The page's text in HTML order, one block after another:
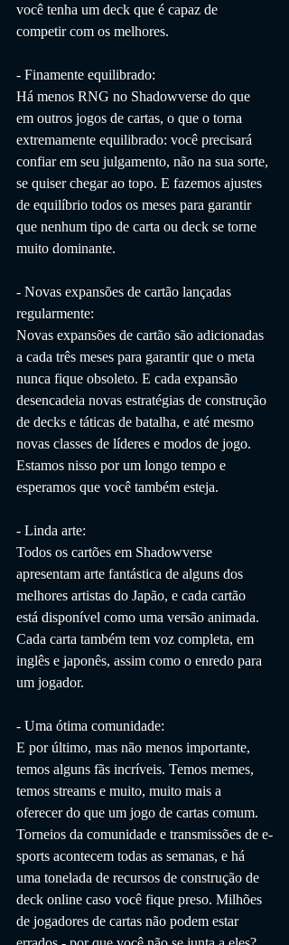
você tenha um deck que é capaz de
competir com os melhores.
- Finamente equilibrado:
Há menos RNG no Shadowverse do que
em outros jogos de cartas, o que o torna
extremamente equilibrado: você precisará
confiar em seu julgamento, não na sua sorte,
se quiser chegar ao topo. E fazemos ajustes
de equilíbrio todos os meses para garantir
que nenhum tipo de carta ou deck se torne
muito dominante.
- Novas expansões de cartão lançadas
regularmente:
Novas expansões de cartão são adicionadas
a cada três meses para garantir que o meta
nunca fique obsoleto. E cada expansão
desencadeia novas estratégias de construção
de decks e táticas de batalha, e até mesmo
novas classes de líderes e modos de jogo.
Estamos nisso por um longo tempo e
esperamos que você também esteja.
- Linda arte:
Todos os cartões em Shadowverse
apresentam arte fantástica de alguns dos
melhores artistas do Japão, e cada cartão
está disponível como uma versão animada.
Cada carta também tem voz completa, em
inglês e japonês, assim como o enredo para
um jogador.
- Uma ótima comunidade:
E por último, mas não menos importante,
temos alguns fãs incríveis. Temos memes,
temos streams e muito, muito mais a
oferecer do que um jogo de cartas comum.
Torneios da comunidade e transmissões de e-
sports acontecem todas as semanas, e há
uma tonelada de recursos de construção de
deck online caso você fique preso. Milhões
de jogadores de cartas não podem estar